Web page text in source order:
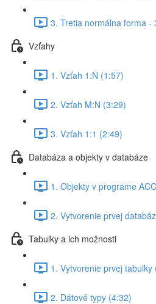
3. Tretia normálna forma -
Vzťahy
1. Vzťah 1:N (1:57)
2. Vzťah M:N (3:29)
3. Vzťah 1:1 (2:49)
Databáza a objekty v databáze
1. Objekty v programe
2. Vytvorenie prvej
Tabuľky a ich možnosti
1. Vytvorenie prvej tabuľky
2. Dátové typy (4:32)